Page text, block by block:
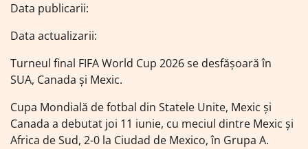
Data publicarii:
Data actualizarii:
Turneul final FIFA World Cup 2026 se desfășoară în
SUA, Canada și Mexic.
Cupa Mondială de fotbal din Statele Unite, Mexic și
Canada a debutat joi 11 iunie, cu meciul dintre Mexic și
Africa de Sud, 2-0 la Ciudad de Mexico, în Grupa A.